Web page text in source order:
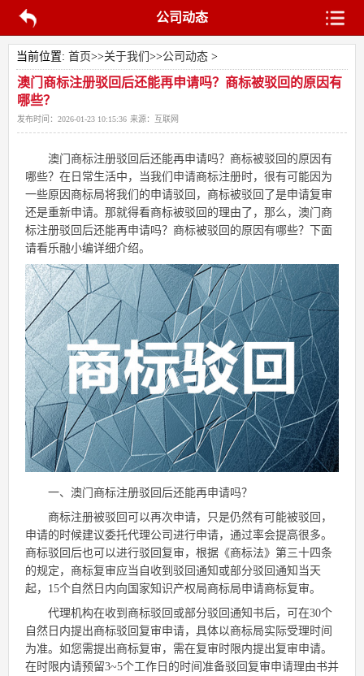
公司动态
当前位置: 首页>>关于我们 >>公司动态>
澳门商标注册驳回后还能再申请吗？商标被驳回的原因有
哪些？
发布时间： 2026-01-23 10:15:36 来源： 互联网
澳门商标注册驳回后还能再申请吗？商标被驳回的原因有
哪些？在日常生活中，当我们申请商标注册时，很有可能因为
一些原因商标局将我们的申请驳回，商标被驳回了是申请复审
还是重新申请。那就得看商标被驳回的理由了，那么，澳门商
标注册驳回后还能再申请吗？商标被驳回的原因有哪些？下面
请看乐融小编详细介绍。
一、澳门商标注册驳回后还能再申请吗？
商标注册被驳回可以再次申请，只是仍然有可能被驳回，
申请的时候建议委托代理公司进行申请，通过率会提高很多。
商标驳回后也可以进行驳回复审，根据《商标法》第三十四条
的规定，商标复审应当自收到驳回通知或部分驳回通知当天
起，15个自然日内向国家知识产权局商标局申请商标复审。
代理机构在收到商标驳回或部分驳回通知书后，可在30个
自然日内提出商标驳回复审申请，具体以商标局实际受理时间
为准。如您需提出商标复审，需在复审时限内提出复审申请。
在时限内请预留3~5个工作日的时间准备驳回复审申请理由书并